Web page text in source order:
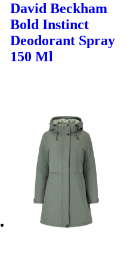
David Beckham
Bold Instinct
Deodorant Spray
150 Ml